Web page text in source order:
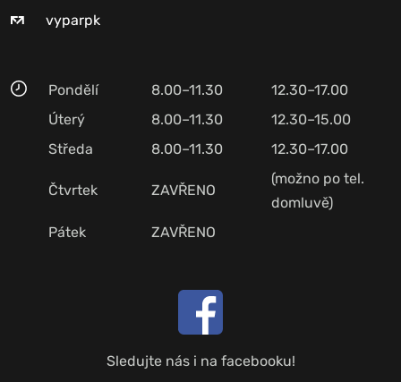
vyparpk
Pondělí 8.00–11.30
12.30–17.00
Úterý
8.00–11.30
12.30–15.00
Středa
8.00–11.30 12.30–17.00
Čtvrtek ZAVŘENO
(možno po tel.
domluvě)
Pátek
ZAVŘENO
Sledujte nás i na facebooku!